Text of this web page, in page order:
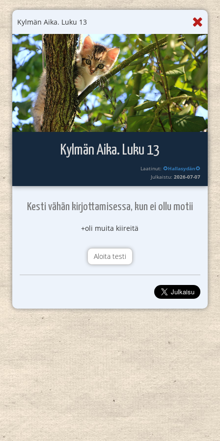
Kylmän Aika. Luku 13
Kylmän Aika. Luku 13
Laatinut:🌻Hallasydän🌻
Julkaistu:2026-07-07
Kesti vähän kirjottamisessa, kun ei ollu motii
+oli muita kiireitä
Aloita testi